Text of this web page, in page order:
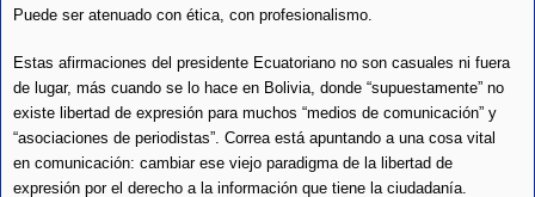
Puede ser atenuado con ética, con profesionalismo.
Estas afirmaciones del presidente Ecuatoriano no son casuales ni fuera
de lugar, más cuando se lo hace en Bolivia, donde “supuestamente” no
existe libertad de expresión para muchos “medios de comunicación” y
“asociaciones de periodistas”. Correa está apuntando a una cosa vital
en comunicación: cambiar ese viejo paradigma de la libertad de
expresión por el derecho a la información que tiene la ciudadanía.